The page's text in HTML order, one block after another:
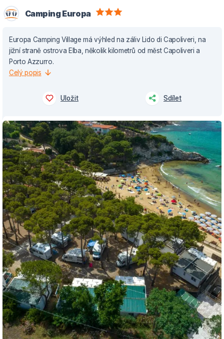
Camping Europa
Europa Camping Village má výhled na záliv Lido di Capoliveri, na
jižní straně ostrova Elba, několik kilometrů od měst Capoliveri a
Porto Azzurro.
Celý popis
Uložit Sdílet